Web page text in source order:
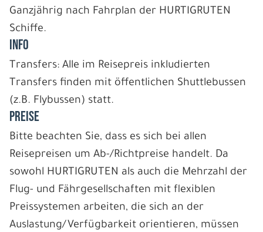
Ganzjährig nach Fahrplan der HURTIGRUTEN
Schiffe.
INFO
Transfers: Alle im Reisepreis inkludierten
Transfers finden mit öffentlichen Shuttlebussen
(z.B. Flybussen) statt.
PREISE
Bitte beachten Sie, dass es sich bei allen
Reisepreisen um Ab-/Richtpreise handelt. Da
sowohl HURTIGRUTEN als auch die Mehrzahl der
Flug- und Fährgesellschaften mit flexiblen
Preissystemen arbeiten, die sich an der
Auslastung/Verfügbarkeit orientieren, müssen